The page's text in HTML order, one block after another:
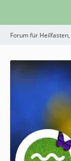
Forum für